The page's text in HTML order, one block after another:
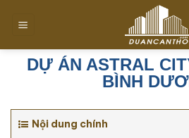
đến
DỰ ÁN ASTRAL
BÌNH
Nội dung chính